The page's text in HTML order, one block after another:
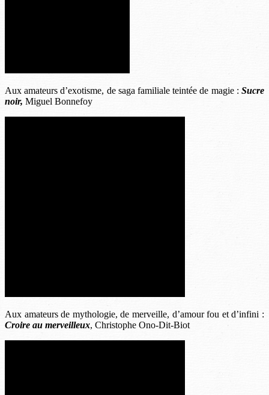
Aux amateurs d’exotisme, de saga familiale teintée de magie : Sucre
noir, Miguel Bonnefoy
Aux amateurs de mythologie, de merveille, d’amour fou et d’infini :
Croire au merveilleux, Christophe Ono-Dit-Biot